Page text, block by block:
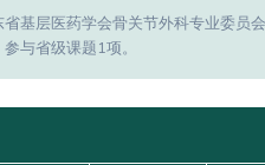
基层医药学会骨关节外科专业委员
与省级课题1项。